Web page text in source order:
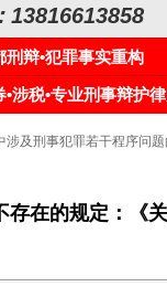
13816613858
刑辩•犯罪事实重构
•涉税•专业刑事辩护
及刑事犯罪若干程序问题
存在的规定：《